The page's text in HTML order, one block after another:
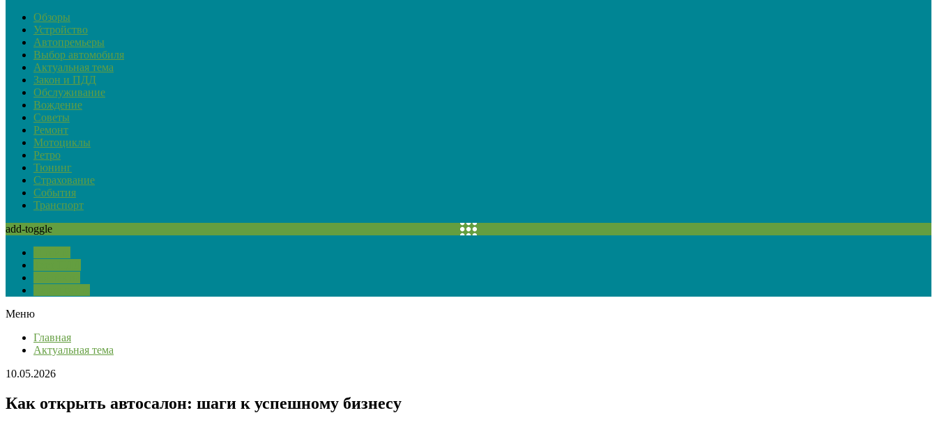
Обзоры
Устройство
Автопремьеры
Выбор автомобиля
Актуальная тема
Закон и ПДД
Обслуживание
Вождение
Советы
Ремонт
Мотоциклы
Ретро
Тюнинг
Страхование
События
Транспорт
add-toggle
Меню
Главная
Актуальная тема
10.05.2026
Как открыть автосалон: шаги к успешному бизнесу